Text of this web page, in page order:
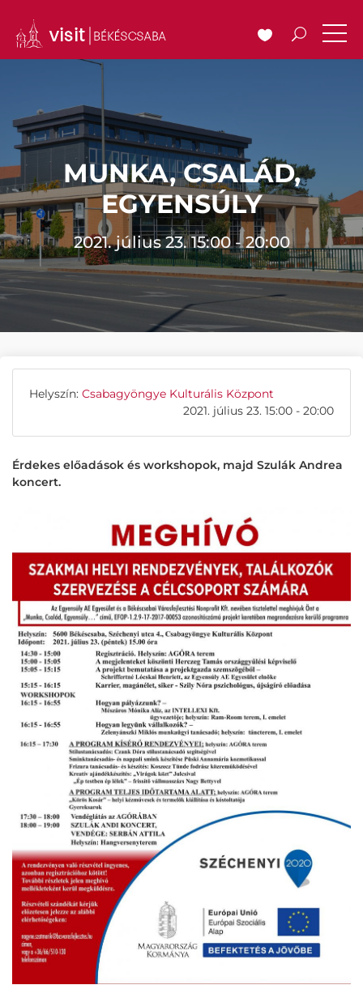
MUNKA, CSALÁD,
EGYENSÚLY
2021. július 23. 15:00 - 20:00
Helyszín: Csabagyöngye Kulturális Központ
2021. július 23. 15:00 - 20:00
Érdekes előadások és workshopok, majd Szulák Andrea
koncert.